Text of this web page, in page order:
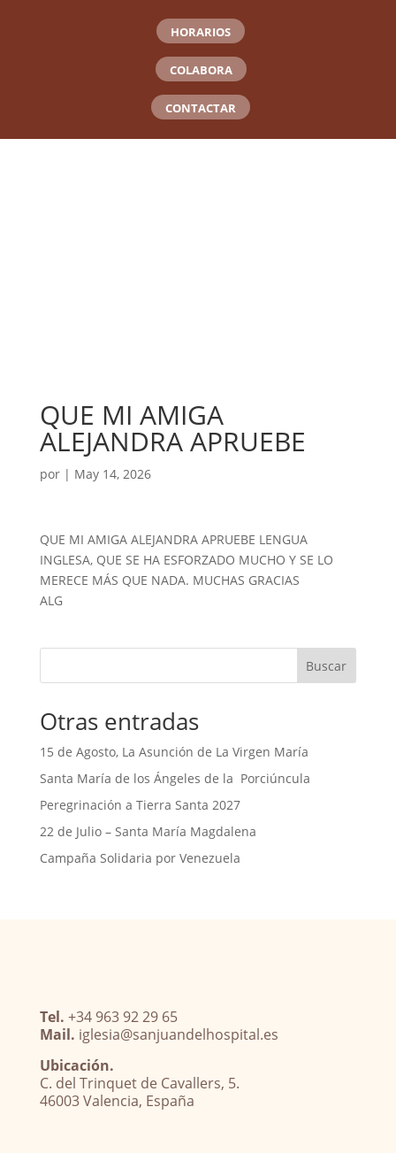
HORARIOS
COLABORA
CONTACTAR
QUE MI AMIGA
ALEJANDRA APRUEBE
por | May 14, 2026
QUE MI AMIGA ALEJANDRA APRUEBE LENGUA
INGLESA, QUE SE HA ESFORZADO MUCHO Y SE LO
MERECE MÁS QUE NADA. MUCHAS GRACIAS
ALG
Buscar
Otras entradas
15 de Agosto, La Asunción de La Virgen María
Santa María de los Ángeles de la Porciúncula
Peregrinación a Tierra Santa 2027
22 de Julio – Santa María Magdalena
Campaña Solidaria por Venezuela
Tel. +34 963 92 29 65
Mail. iglesia@sanjuandelhospital.es
Ubicación.
C. del Trinquet de Cavallers, 5.
46003 Valencia, España